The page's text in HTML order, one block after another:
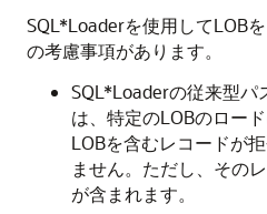
SQL*Loaderを使用してLOB
の考慮事項があります。
SQL*Loaderの従来型パ
は、特定のLOBのロー
LOBを含むレコードが
ません。ただし、その
が含まれます。